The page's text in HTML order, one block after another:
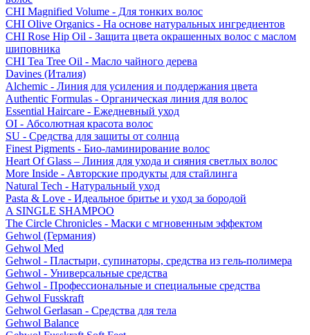
CHI Magnified Volume - Для тонких волос
CHI Olive Organics - На основе натуральных ингредиентов
CHI Rose Hip Oil - Защита цвета окрашенных волос с маслом
шиповника
CHI Tea Tree Oil - Масло чайного дерева
Davines (Италия)
Alchemic - Линия для усиления и поддержания цвета
Authentic Formulas - Органическая линия для волос
Essential Haircare - Eжедневный уход
OI - Абсолютная красота волос
SU - Средства для защиты от солнца
Finest Pigments - Био-ламинирование волос
Heart Of Glass – Линия для ухода и сияния светлых волос
More Inside - Авторские продукты для стайлинга
Natural Tech - Натуральный уход
Pasta & Love - Идеальное бритье и уход за бородой
A SINGLE SHAMPOO
The Circle Chronicles - Маски с мгновенным эффектом
Gehwol (Германия)
Gehwol Med
Gehwol - Пластыри, супинаторы, средства из гель-полимера
Gehwol - Универсальные средства
Gehwol - Профессиональные и специальные средства
Gehwol Fusskraft
Gehwol Gerlasan - Средства для тела
Gehwol Balance